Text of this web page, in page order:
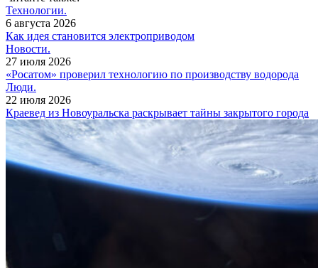
Технологии.
6 августа 2026
Как идея становится электроприводом
Новости.
27 июля 2026
«Росатом» проверил технологию по производству водорода
Люди.
22 июля 2026
Краевед из Новоуральска раскрывает тайны закрытого города